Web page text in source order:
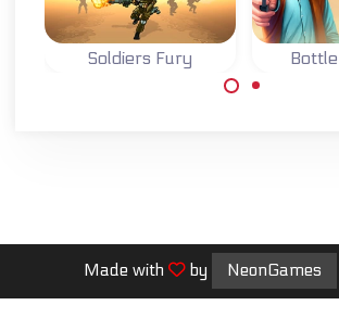
Soldiers Fury
Made with by NeonGames